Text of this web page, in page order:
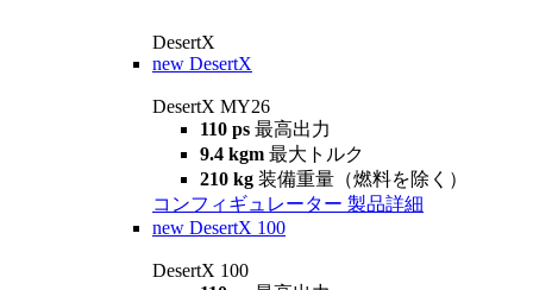
DesertX
new DesertX
DesertX MY26
110 ps 最高出力
9.4 kgm 最大トルク
210 kg 装備重量（燃料を除く）
コンフィギュレーター 製品詳細
new DesertX 100
DesertX 100